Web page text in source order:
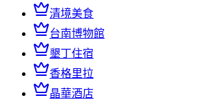
清境美食
台南博物館
墾丁住宿
香格里拉
晶華酒店